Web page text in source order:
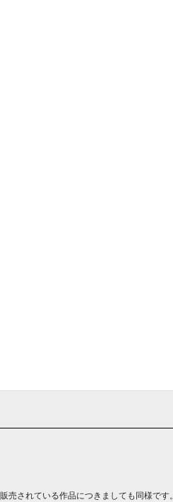
されている作品につきましても同様です。